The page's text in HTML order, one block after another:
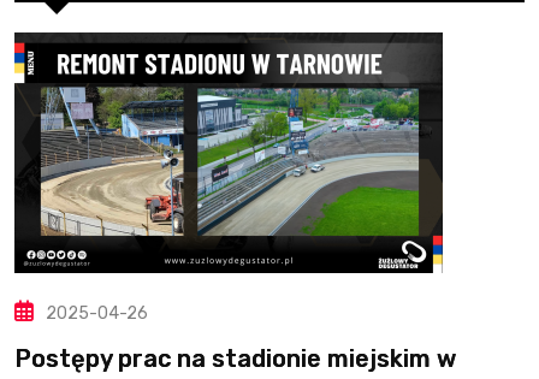
2025-04-26
Postępy prac na stadionie miejskim w